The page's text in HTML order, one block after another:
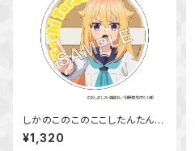
しかのこのこのここしたんたん
アクリルコースター 虎視 虎子
¥1,320